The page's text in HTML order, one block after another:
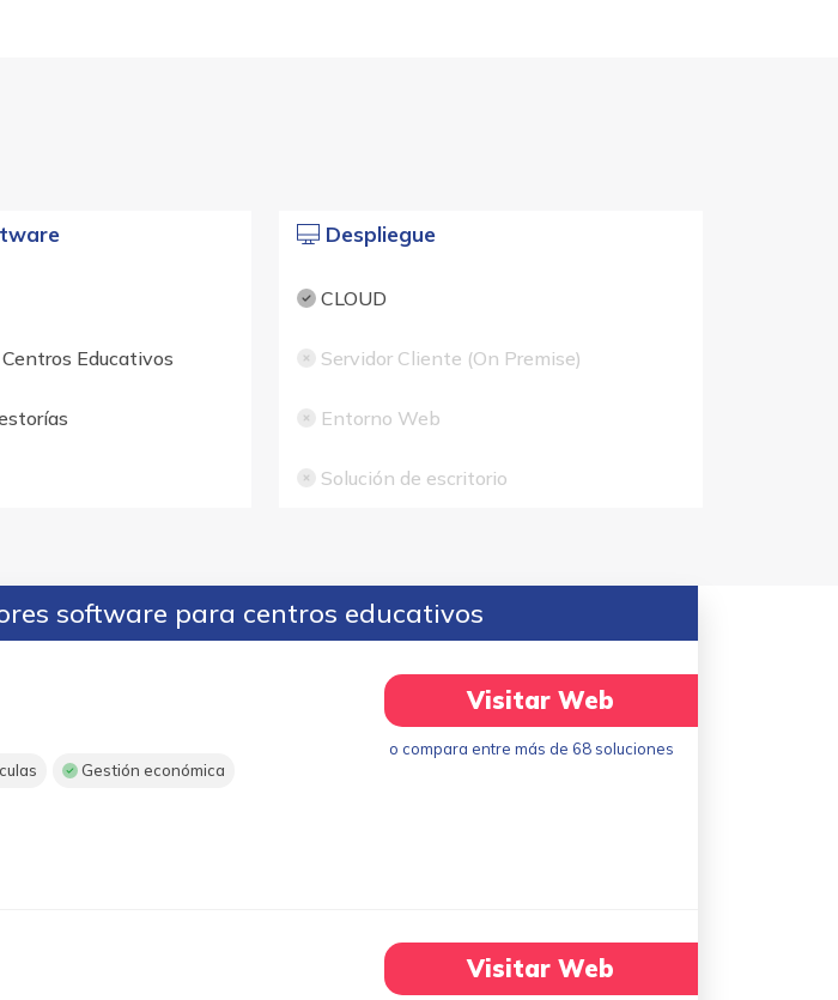
Educativos
Despliegue
CLOUD
Servidor Cliente (On Premise)
Entorno Web
Solución de escritorio
software para centros educativos
Gestión económica
Visitar Web
o compara entre más de 68 soluciones
Visitar Web